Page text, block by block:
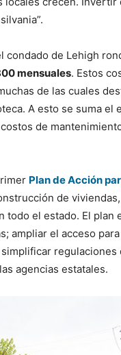
condado de Lehigh
mensuales. Estos
de las cuales
A esto se suma el
de
Plan de Acción
de
todo el estado. El plan
ampliar el acceso
regulaciones
agencias estatales.